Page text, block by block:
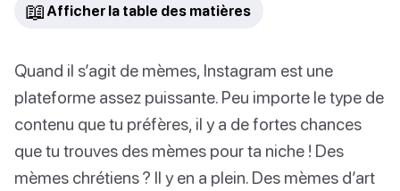
📖 Afficher la table des matières
Quand il s’agit de mèmes, Instagram est une
plateforme assez puissante. Peu importe le type de
contenu que tu préfères, il y a de fortes chances
que tu trouves des mèmes pour ta niche ! Des
mèmes chrétiens ? Il y en a plein. Des mèmes d’art